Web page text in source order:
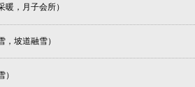
暖，月子会所）
，坡道融雪）